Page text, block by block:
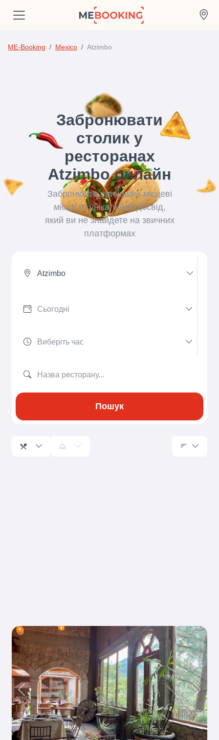
ME-Booking Mexico Atzimbo
Забронювати
столик у
ресторанах
Atzimbo онлайн
Забронюйте приховані місцеві
місця та унікальний досвід,
який ви не знайдете на звичних
платформах
Atzimbo
Пошук
Previous Next